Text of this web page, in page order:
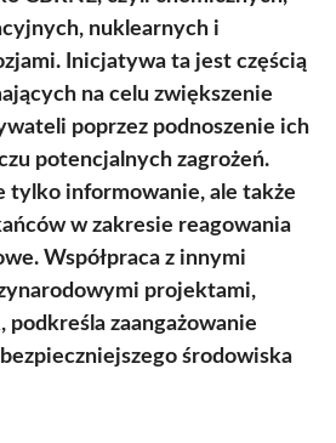
nuklearnych i
Inicjatywa ta jest częścią
na celu zwiększenie
poprzez podnoszenie ich
potencjalnych zagrożeń.
tylko informowanie, ale także
w zakresie reagowania
Współpraca z innymi
projektami,
podkreśla zaangażowanie
środowiska